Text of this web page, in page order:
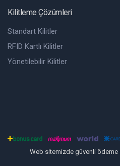
Kilitleme Çözümleri
Standart Kilitler
RFID Kartlı Kilitler
Yönetilebilir Kilitler
Web sitemizde güvenli ödeme